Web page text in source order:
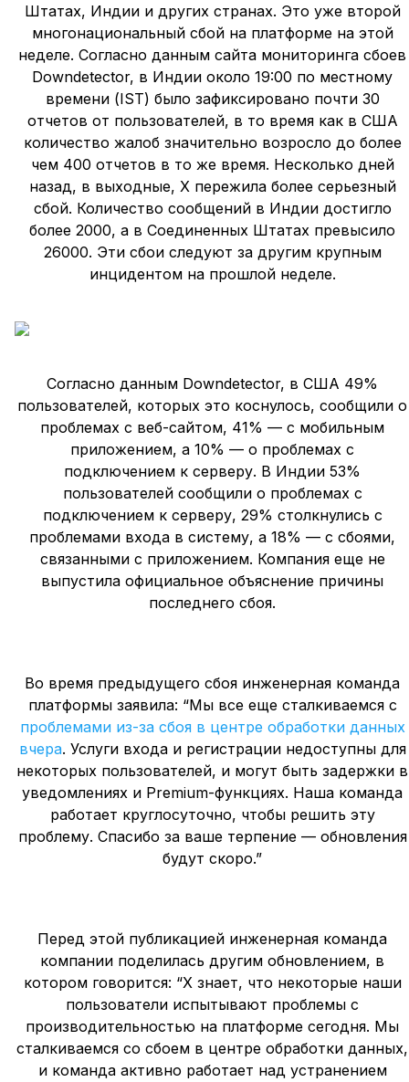
Штатах, Индии и других странах. Это уже второй
многонациональный сбой на платформе на этой
неделе. Согласно данным сайта мониторинга сбоев
Downdetector, в Индии около 19:00 по местному
времени (IST) было зафиксировано почти 30
отчетов от пользователей, в то время как в США
количество жалоб значительно возросло до более
чем 400 отчетов в то же время. Несколько дней
назад, в выходные, X пережила более серьезный
сбой. Количество сообщений в Индии достигло
более 2000, а в Соединенных Штатах превысило
26000. Эти сбои следуют за другим крупным
инцидентом на прошлой неделе.
Согласно данным Downdetector, в США 49%
пользователей, которых это коснулось, сообщили о
проблемах с веб-сайтом, 41% — с мобильным
приложением, а 10% — о проблемах с
подключением к серверу. В Индии 53%
пользователей сообщили о проблемах с
подключением к серверу, 29% столкнулись с
проблемами входа в систему, а 18% — с сбоями,
связанными с приложением. Компания еще не
выпустила официальное объяснение причины
последнего сбоя.
Во время предыдущего сбоя инженерная команда
платформы заявила: “Мы все еще сталкиваемся с
проблемами из-за сбоя в центре обработки данных
вчера. Услуги входа и регистрации недоступны для
некоторых пользователей, и могут быть задержки в
уведомлениях и Premium-функциях. Наша команда
работает круглосуточно, чтобы решить эту
проблему. Спасибо за ваше терпение — обновления
будут скоро.”
Перед этой публикацией инженерная команда
компании поделилась другим обновлением, в
котором говорится: “X знает, что некоторые наши
пользователи испытывают проблемы с
производительностью на платформе сегодня. Мы
сталкиваемся со сбоем в центре обработки данных,
и команда активно работает над устранением